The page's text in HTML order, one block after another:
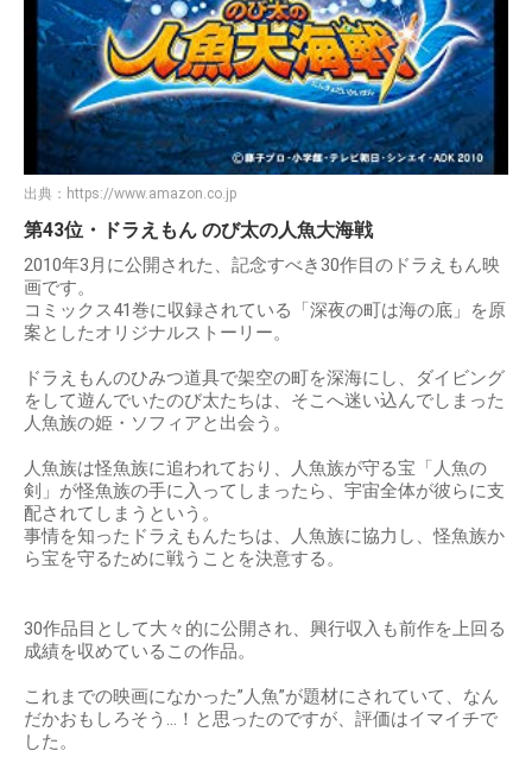
出典： https://www.amazon.co.jp
第43位・ドラえもん のび太の人魚大海戦
2010年3月に公開された、記念すべき30作目のドラえもん映
画です。
コミックス41巻に収録されている「深夜の町は海の底」を原
案としたオリジナルストーリー。
ドラえもんのひみつ道具で架空の町を深海にし、ダイビング
をして遊んでいたのび太たちは、そこへ迷い込んでしまった
人魚族の姫・ソフィアと出会う。
人魚族は怪魚族に追われており、人魚族が守る宝「人魚の
剣」が怪魚族の手に入ってしまったら、宇宙全体が彼らに支
配されてしまうという。
事情を知ったドラえもんたちは、人魚族に協力し、怪魚族か
ら宝を守るために戦うことを決意する。
30作品目として大々的に公開され、興行収入も前作を上回る
成績を収めているこの作品。
これまでの映画になかった”人魚”が題材にされていて、なん
だかおもしろそう…！と思ったのですが、評価はイマイチで
した。